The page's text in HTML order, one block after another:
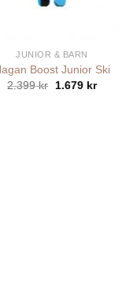
JUNIOR & BARN
Boost Junior Ski
2.399kr
Det
1.679 krDet